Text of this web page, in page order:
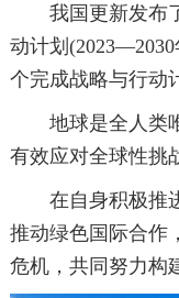
我国更新发布了
动计划
个完成战略与行动
地球是全人类唯
有效应对全球性挑
在自身积极推进
推动绿色国际合作
危机，共同努力构